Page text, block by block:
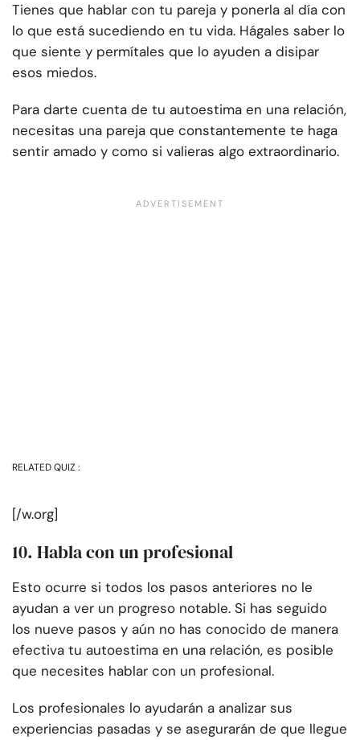
Tienes que hablar con tu pareja y ponerla al día con
lo que está sucediendo en tu vida. Hágales saber lo
que siente y permítales que lo ayuden a disipar
esos miedos.
Para darte cuenta de tu autoestima en una relación,
necesitas una pareja que constantemente te haga
sentir amado y como si valieras algo extraordinario.
RELATED QUIZ :
[/w.org]
10. Habla con un profesional
Esto ocurre si todos los pasos anteriores no le
ayudan a ver un progreso notable. Si has seguido
los nueve pasos y aún no has conocido de manera
efectiva tu autoestima en una relación, es posible
que necesites hablar con un profesional.
Los profesionales lo ayudarán a analizar sus
experiencias pasadas y se asegurarán de que llegue